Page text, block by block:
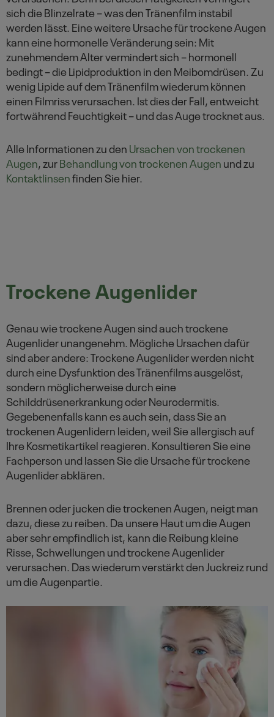
sich die Blinzelrate – was den Tränenfilm instabil
werden lässt. Eine weitere Ursache für trockene Augen
kann eine hormonelle Veränderung sein: Mit
zunehmendem Alter vermindert sich – hormonell
bedingt – die Lipidproduktion in den Meibomdrüsen. Zu
wenig Lipide auf dem Tränenfilm wiederum können
einen Filmriss verursachen. Ist dies der Fall, entweicht
fortwährend Feuchtigkeit – und das Auge trocknet aus.
Alle Informationen zu denUrsachen von trockenen
Augen, zurBehandlung von trockenen Augenund zu
Kontaktlinsenfinden Sie hier.
Trockene Augenlider
Genau wie trockene Augen sind auch trockene
Augenlider unangenehm. Mögliche Ursachen dafür
sind aber andere: Trockene Augenlider werden nicht
durch eine Dysfunktion des Tränenfilms ausgelöst,
sondern möglicherweise durch eine
Schilddrüsenerkrankung oder Neurodermitis.
Gegebenenfalls kann es auch sein, dass Sie an
trockenen Augenlidern leiden, weil Sie allergisch auf
Ihre Kosmetikartikel reagieren. Konsultieren Sie eine
Fachperson und lassen Sie die Ursache für trockene
Augenlider abklären.
Brennen oder jucken die trockenen Augen, neigt man
dazu, diese zu reiben. Da unsere Haut um die Augen
aber sehr empfindlich ist, kann die Reibung kleine
Risse, Schwellungen und trockene Augenlider
verursachen. Das wiederum verstärkt den Juckreiz rund
um die Augenpartie.